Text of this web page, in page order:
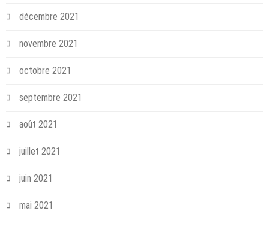
décembre 2021
novembre 2021
octobre 2021
septembre 2021
août 2021
juillet 2021
juin 2021
mai 2021